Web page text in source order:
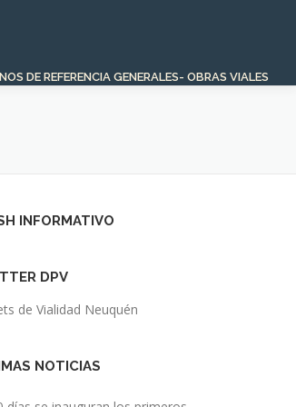
DE REFERENCIA GENERALES- OBRAS VIALES
INFORMATIVO
DPV
de Vialidad Neuquén
NOTICIAS